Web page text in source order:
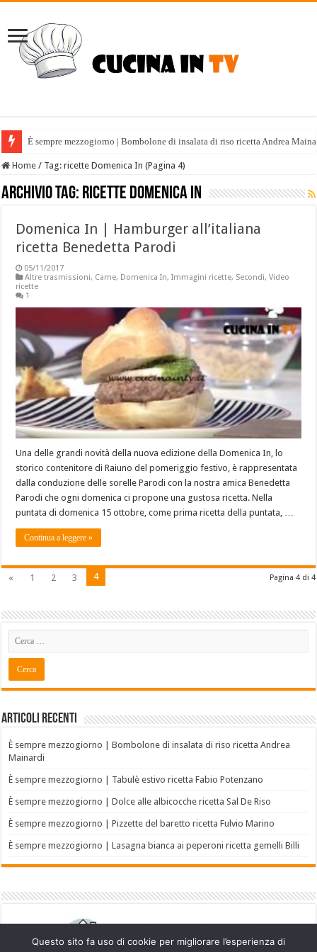
È sempre mezzogiorno | Bombolone di insalata di riso ricetta Andrea
Home / Tag:ricette Domenica In (Pagina 4)
Archivio tag: ricette Domenica In
Domenica In | Hamburger all’italiana
ricetta Benedetta Parodi
05/11/2017
Altre trasmissioni, Carne, Domenica In,Immagini ricette, Secondi,Video
ricette
1
Una delle grandi novità della nuova edizione della Domenica In, lo
storico contenitore di Raiuno del pomeriggio festivo, è rappresentata
dalla conduzione delle sorelle Parodi con la nostra amica Benedetta
Parodi che ogni domenica ci propone una gustosa ricetta. Nella
puntata di domenica 15 ottobre, come prima ricetta della puntata, …
Continua a leggere »
Pagina 4 di 4
« 1 2 3 4
Articoli recenti
È sempre mezzogiorno | Bombolone di insalata di riso ricetta Andrea
Mainardi
È sempre mezzogiorno | Tabulè estivo ricetta Fabio Potenzano
È sempre mezzogiorno | Dolce alle albicocche ricetta Sal De Riso
È sempre mezzogiorno | Pizzette del baretto ricetta Fulvio Marino
È sempre mezzogiorno | Lasagna bianca ai peperoni ricetta gemelli Billi
Questo sito fa uso di cookie per migliorare l’esperienza di